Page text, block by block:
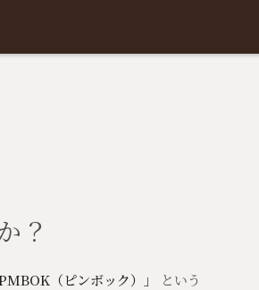
？
PMBOK（ピンボック）」
という